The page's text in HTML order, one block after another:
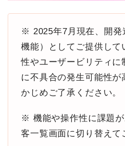
※ 2025年7月現在、開発
機能）としてご提供して
性やユーザービリティに
に不具合の発生可能性が
かじめご了承ください。
※ 機能や操作性に課題
客一覧画面に切り替えて